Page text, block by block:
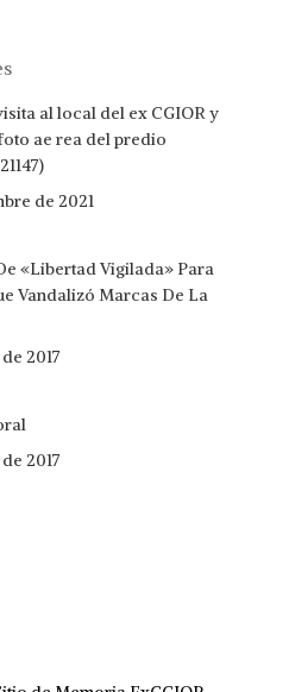
al local del ex CGIOR y
ae rea del predio
de 2021
«Libertad Vigilada» Para
Vandalizó Marcas De La
2017
2017